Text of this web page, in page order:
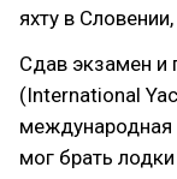
яхту в
Сдав экзамен и
(International
международная
мог брать